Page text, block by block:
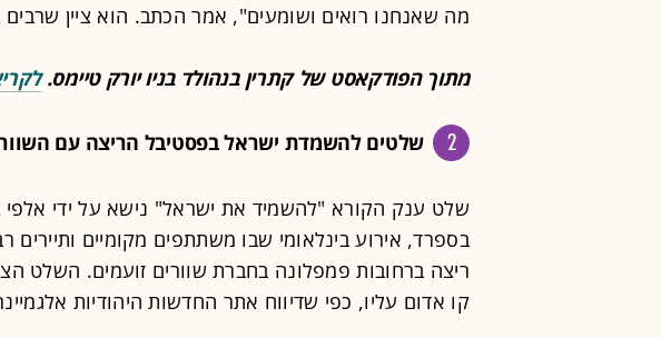
מה שאנחנו רואים ושומעים", אמר הכתב. הוא ציין
מתוך הפודקאסט של קתרין בנהולד בניו יורק טיימס.
2 שלטים להשמדת ישראל בפסטיבל הריצה עם
שלט ענק הקורא "להשמיד את ישראל" נישא על ידי אלפי
בספרד, אירוע בינלאומי שבו משתתפים מקומיים ותיירים
ריצה ברחובות פמפלונה בחברת שוורים זועמים. השלט
קו אדום עליו, כפי שדיווח אתר החדשות היהודיות